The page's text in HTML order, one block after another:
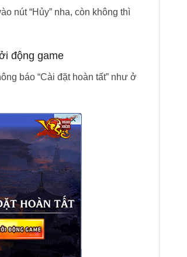
nút “Hủy” nha, còn không thì
động game
báo “Cài đặt hoàn tất” như ở